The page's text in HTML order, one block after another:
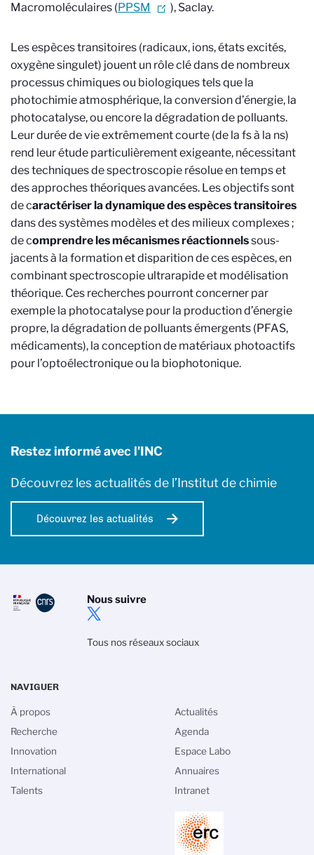
Macromoléculaires (PPSM ), Saclay.
Les espèces transitoires (radicaux, ions, états excités,
oxygène singulet) jouent un rôle clé dans de nombreux
processus chimiques ou biologiques tels que la
photochimie atmosphérique, la conversion d’énergie, la
photocatalyse, ou encore la dégradation de polluants.
Leur durée de vie extrêmement courte (de la fs à la ns)
rend leur étude particulièrement exigeante, nécessitant
des techniques de spectroscopie résolue en temps et
des approches théoriques avancées. Les objectifs sont
de caractériser la dynamique des espèces transitoires
dans des systèmes modèles et des milieux complexes ;
de comprendre les mécanismes réactionnelssous-
jacents à la formation et disparition de ces espèces, en
combinant spectroscopie ultrarapide et modélisation
théorique. Ces recherches pourront concerner par
exemple la photocatalyse pour la production d’énergie
propre, la dégradation de polluants émergents (PFAS,
médicaments), la conception de matériaux photoactifs
pour l’optoélectronique ou la biophotonique.
Restez informé avec l'INC
Découvrez les actualités de l’Institut de chimie
Découvrez les actualités
Nous suivre
Tous nos réseaux sociaux
NAVIGUER
À propos
Recherche
Innovation
International
Talents
Actualités
Agenda
Espace Labo
Annuaires
Intranet